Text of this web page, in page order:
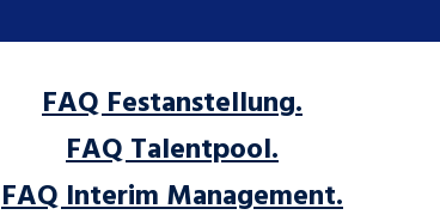
FAQ Festanstellung.
FAQ Talentpool.
FAQInterim Management.